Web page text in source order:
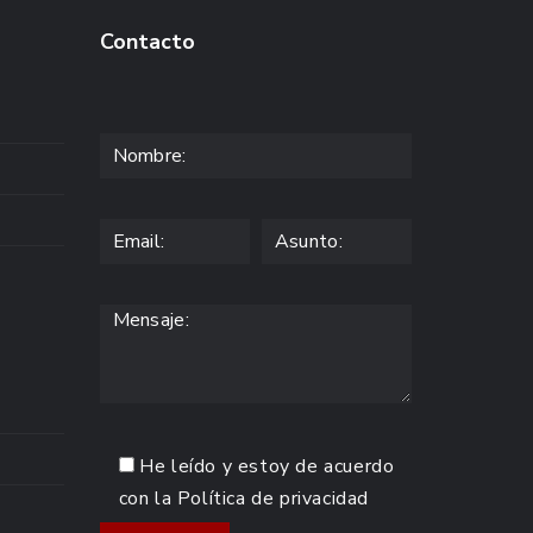
Contacto
He leído y estoy de acuerdo
con la Política de privacidad